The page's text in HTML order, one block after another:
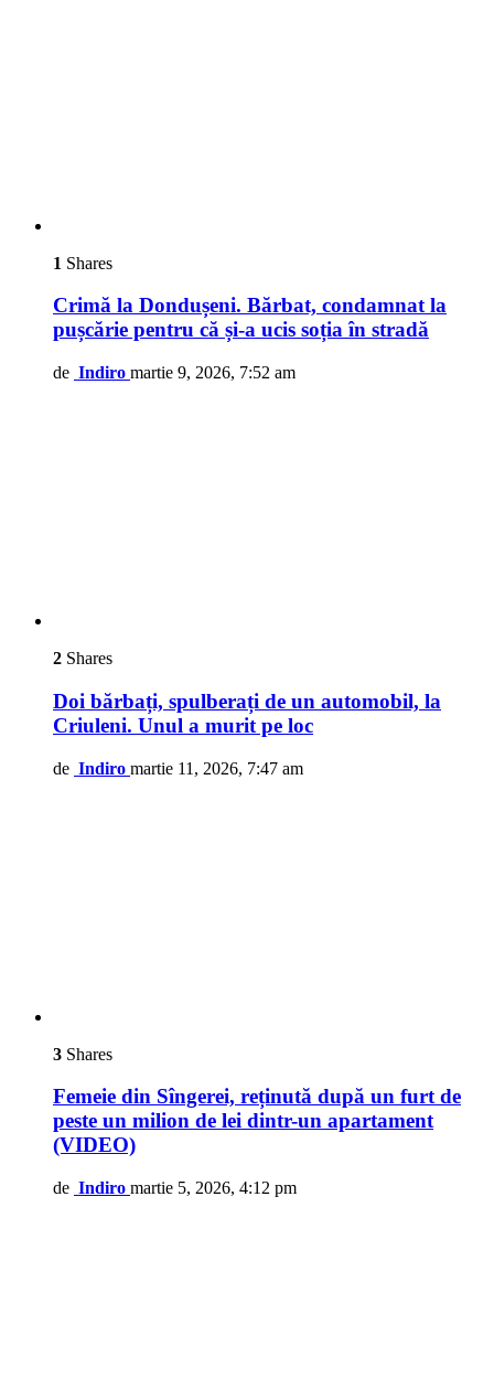
1 Shares
Crimă la Dondușeni. Bărbat, condamnat la
pușcărie pentru că și-a ucis soția în stradă
de Indiro martie 9, 2026, 7:52 am
2 Shares
Doi bărbați, spulberați de un automobil, la
Criuleni. Unul a murit pe loc
de Indiro martie 11, 2026, 7:47 am
3 Shares
Femeie din Sîngerei, reținută după un furt de
peste un milion de lei dintr-un apartament
(VIDEO)
de Indiro martie 5, 2026, 4:12 pm